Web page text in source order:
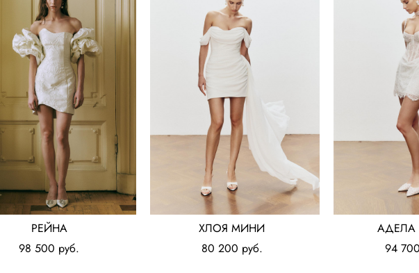
РЕЙНА
98 500 pуб.
ХЛОЯ МИНИ
80 200 pуб.
94